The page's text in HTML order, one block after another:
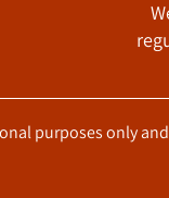
purposes only